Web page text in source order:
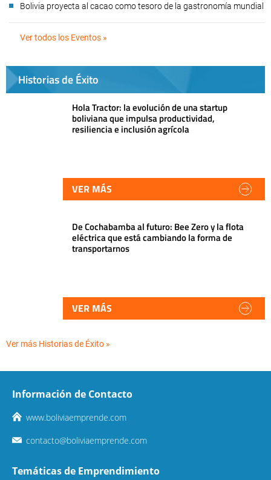
Bolivia proyecta al cacao como tesoro de la gastronomía mundial
Ver todos los Eventos »
Historias de Éxito
Hola Tractor: la evolución de una startup
boliviana que impulsa productividad,
resiliencia e inclusión agrícola
VER MÁS
De Cochabamba al futuro: Bee Zero y la flota
eléctrica que está cambiando la forma de
transportarnos
VER MÁS
Ver más Historias de Éxito »
Información de Contacto
www.boliviaemprende.com
contacto@boliviaemprende.com
Temáticas de Emprendimiento